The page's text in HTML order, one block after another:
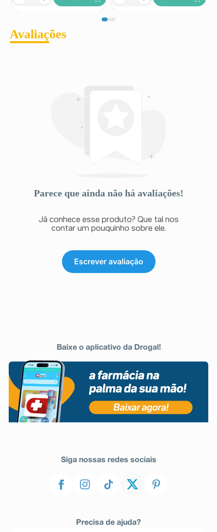
aumento grave da pressão sanguínea, confusão, ver,
Desconhecido (a frequência não pode ser estimada a
partir dos dados disponíveis): Amarelamento da pele e
inchaço e/ou vermelhidão da panturrilha (trombose
Informe também à empresa através do seu serviço de
Avaliações
Parece que ainda não há avaliações!
Já conhece esse produto? Que tal nos
contar um pouquinho sobre ele.
Escrever avaliação
Baixe o aplicativo da Drogal!
Siga nossas redes sociais
Precisa de ajuda?